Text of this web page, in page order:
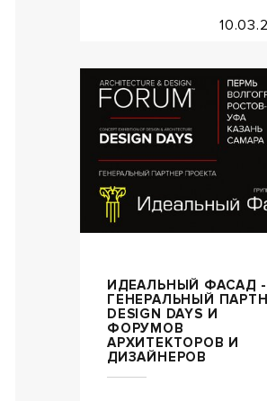
ИДЕАЛЬНЫЙ ФАСАД -
ГЕНЕРАЛЬНЫЙ
DESIGN DAYS И
ФОРУМОВ
АРХИТЕКТОРОВ И
ДИЗАЙНЕРОВ